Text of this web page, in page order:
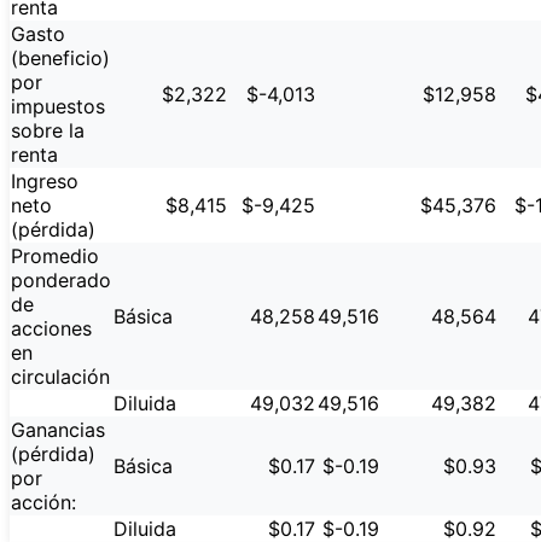
renta
Gasto
(beneficio)
por
impuestos
sobre la
renta
$2,322 $-4,013 $12,958
Ingreso
neto
(pérdida)
$8,415 $-9,425 $45,376 $-
Promedio
ponderado
de
acciones
en
circulación
Básica 48,258 49,516 48,564
Diluida 49,032 49,516 49,382
Ganancias
(pérdida)
por
acción:
Básica $0.17 $-0.19 $0.93
Diluida $0.17 $-0.19 $0.92